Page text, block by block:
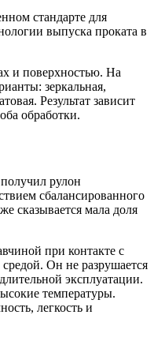
стандарте для
выпуска проката в
и поверхностью. На
зеркальная,
Результат зависит
обработки.
рулон
сбалансированного
сказывается мала доля
при контакте с
Он не разрушается
эксплуатации.
температуры.
легкость и